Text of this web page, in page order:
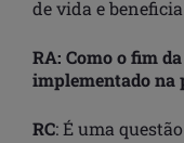
de vida e
RA: Como o fim
implementado na
RC: É uma